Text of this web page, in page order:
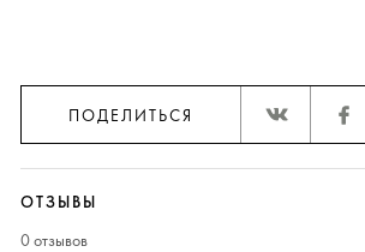
ПОДЕЛИТЬСЯ
ОТЗЫВЫ
0 отзывов